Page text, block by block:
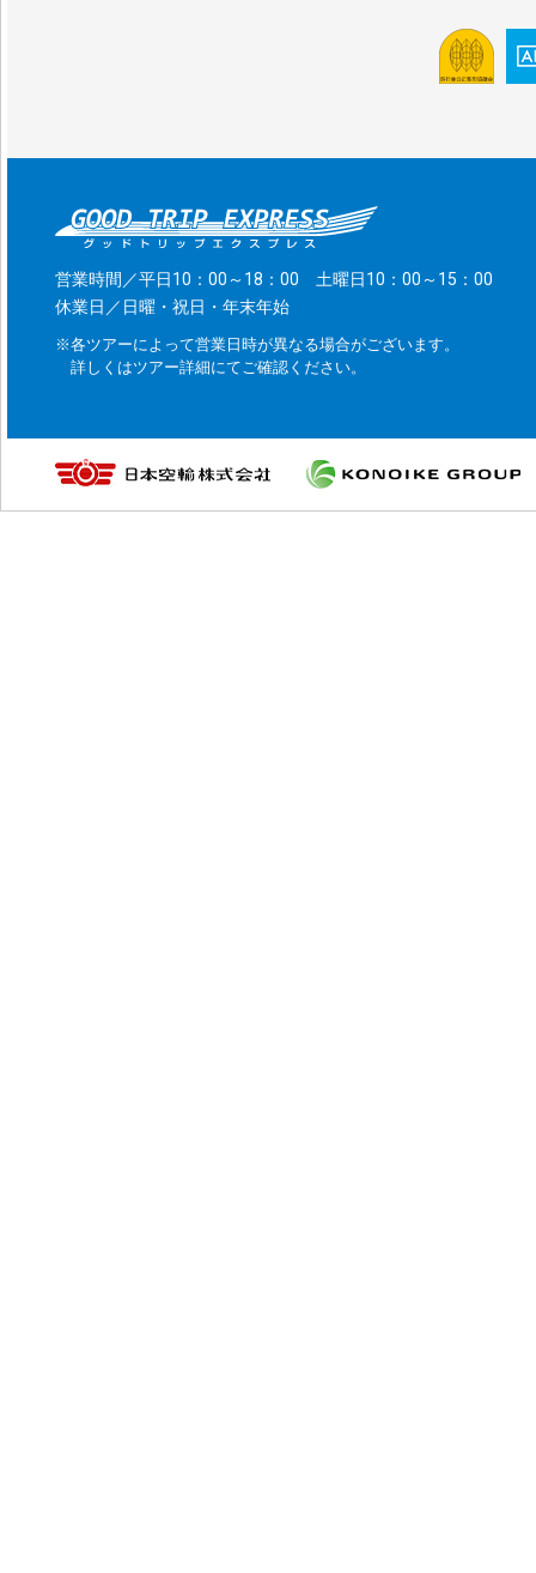
営業時間／平日10：00～18：00 土曜日10：00～15：00
休業日／日曜・祝日・年末年始
※各ツアーによって営業日時が異なる場合がございます。
詳しくはツアー詳細にてご確認ください。